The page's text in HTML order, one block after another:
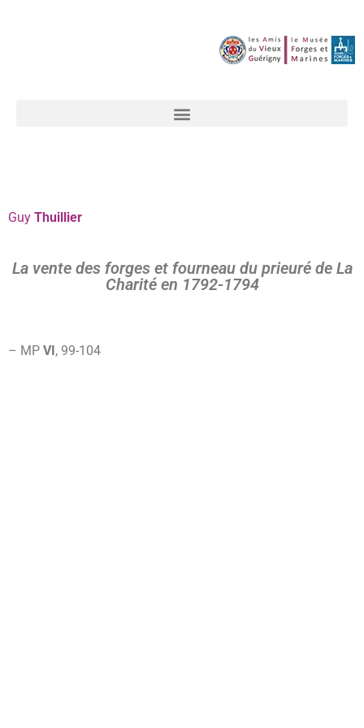
Guy Thuillier
La vente des forges et fourneau du prieuré de La
Charité en 1792-1794
– MP VI, 99-104